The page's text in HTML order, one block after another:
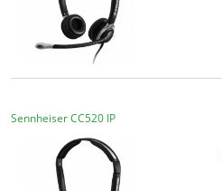
Sennheiser CC520 IP